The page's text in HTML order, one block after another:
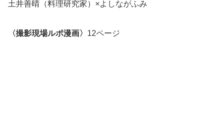
土井善晴（料理研究家）×よしながふみ
〈撮影現場ルポ漫画〉 12ページ